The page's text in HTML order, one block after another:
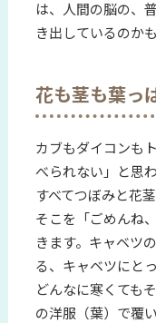
は、人間の脳の、
き出しているのか
花も茎も葉っ
カブもダイコンも
べられない」と思
すべてつぼみと花
そこを「ごめんね
きます。キャベツ
る、キャベツにと
どんなに寒くても
の洋服（葉）で覆